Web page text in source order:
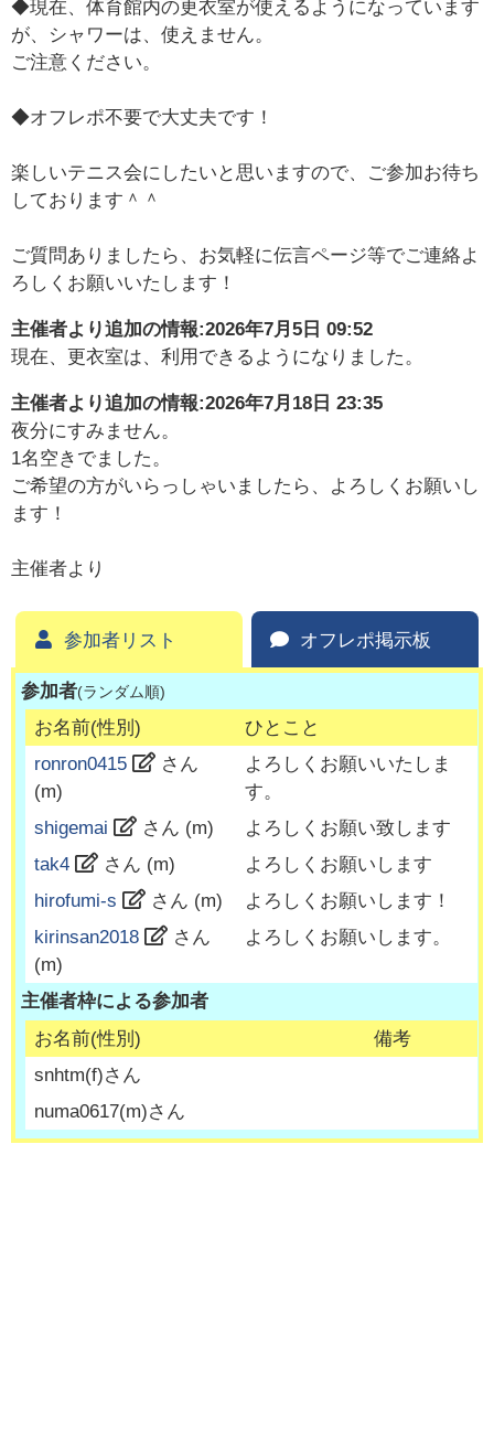
◆現在、体育館内の更衣室が使えるようになっています
が、シャワーは、使えません。
ご注意ください。
◆オフレポ不要で大丈夫です！
楽しいテニス会にしたいと思いますので、ご参加お待ち
しております＾＾
ご質問ありましたら、お気軽に伝言ページ等でご連絡よ
ろしくお願いいたします！
主催者より追加の情報:2026年7月5日 09:52
現在、更衣室は、利用できるようになりました。
主催者より追加の情報:2026年7月18日 23:35
夜分にすみません。
1名空きでました。
ご希望の方がいらっしゃいましたら、よろしくお願いし
ます！
主催者より
参加者リスト オフレポ掲示板
参加者(ランダム順)
お名前(性別)
ひとこと
ronron0415
さん
(m)
よろしくお願いいたしま
す。
shigemai
さん (m)
よろしくお願い致します
tak4
さん (m)
よろしくお願いします
hirofumi-s
さん (m)
よろしくお願いします！
kirinsan2018
さん
(m)
よろしくお願いします。
主催者枠による参加者
お名前(性別)
備考
snhtm(f)さん
numa0617(m)さん